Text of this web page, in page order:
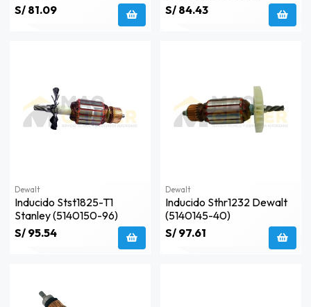
S/ 81.09
S/ 84.43
Dewalt
Inducido Stst1825-T1
Stanley (5140150-96)
S/ 95.54
Dewalt
Inducido Sthr1232 Dewalt
(5140145-40)
S/ 97.61